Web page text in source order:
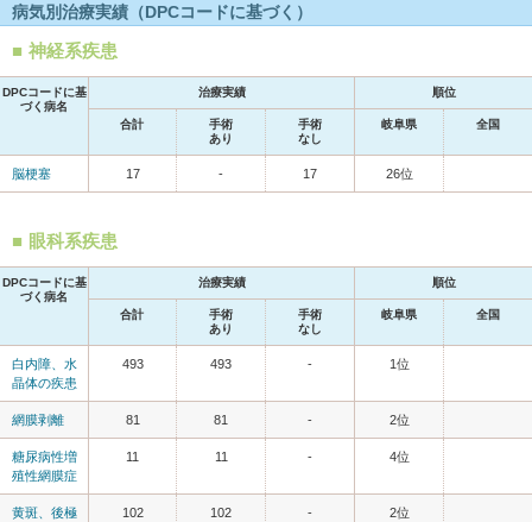
病気別治療実績（DPCコードに基づく）
神経系疾患
DPCコードに基
づく病名
治療実績 順位
合計
手術
あり
手術
なし
岐阜県 全国
脳梗塞 17 - 17 26位
眼科系疾患
DPCコードに基
づく病名
治療実績 順位
合計
手術
あり
手術
なし
岐阜県 全国
白内障、水
晶体の疾患
493 493 - 1位
網膜剥離 81 81 - 2位
糖尿病性増
殖性網膜症
11 11 - 4位
黄斑、後極
102 102 - 2位